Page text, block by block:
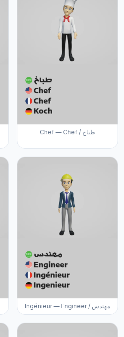
Chef — Chef / طباخ
Ingénieur — Engineer / مهندس